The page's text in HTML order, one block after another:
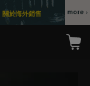
關於海外銷售